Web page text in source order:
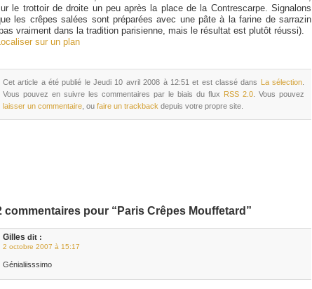
le trottoir de droite un peu après la place de la Contrescarpe. Signalons
les crêpes salées sont préparées avec une pâte à la farine de sarrazin
vraiment dans la tradition parisienne, mais le résultat est plutôt réussi).
sur un plan
Cet article a été publié le Jeudi 10 avril 2008 à 12:51 et est classé dans La sélection
Vous pouvez en suivre les commentaires par le biais du flux RSS 2.0 . Vous pouvez
laisser un commentaire , ou faire un trackback depuis votre propre site.
commentaires pour “Paris Crêpes Mouffetard”
Gilles dit :
2 octobre 2007 à 15:17
Génialiisssimo